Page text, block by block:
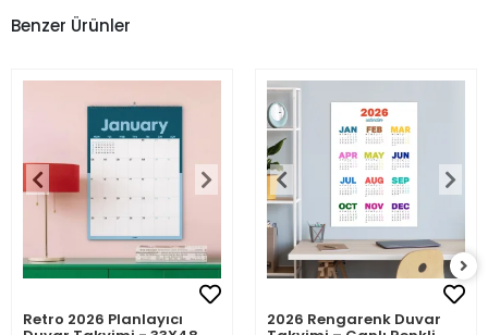
Benzer Ürünler
Retro 2026 Planlayıcı 2026 Rengarenk Duvar